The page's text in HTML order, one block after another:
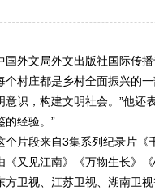
文局外文出版社国际传播
个村庄都是乡村全面振兴的
意识，构建文明社会。”他还
的经验。”
段来自3集系列纪录片《千
《又见江南》《万物生长》
方卫视、江苏卫视、湖南卫